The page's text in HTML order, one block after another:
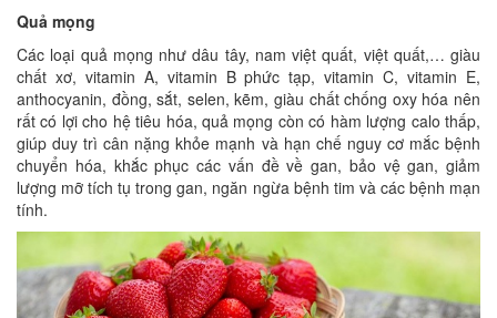
Quả mọng
Các loại quả mọng như dâu tây, nam việt quất, việt quất,… giàu
chất xơ, vitamin A, vitamin B phức tạp, vitamin C, vitamin E,
anthocyanin, đồng, sắt, selen, kẽm, giàu chất chống oxy hóa nên
rất có lợi cho hệ tiêu hóa, quả mọng còn có hàm lượng calo thấp,
giúp duy trì cân nặng khỏe mạnh và hạn chế nguy cơ mắc bệnh
chuyển hóa, khắc phục các vấn đề về gan, bảo vệ gan, giảm
lượng mỡ tích tụ trong gan, ngăn ngừa bệnh tim và các bệnh mạn
tính.